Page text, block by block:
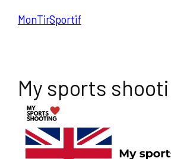
MonTirSportif
My sports